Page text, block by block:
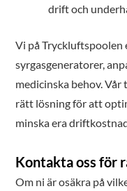
drift och
Vi på
syrgasgeneratorer,
medicinska behov.
rätt lösning för att
minska era
Kontakta oss för
Om ni är osäkra på